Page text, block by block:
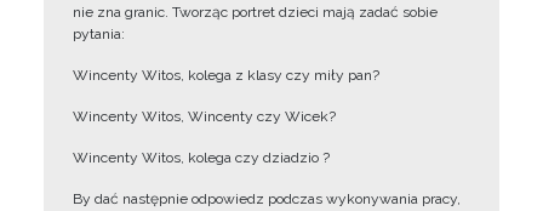
nie zna granic. Tworząc portret dzieci mają zadać sobie
pytania:
Wincenty Witos, kolega z klasy czy miły pan?
Wincenty Witos, Wincenty czy Wicek?
Wincenty Witos, kolega czy dziadzio ?
By dać następnie odpowiedz podczas wykonywania pracy,